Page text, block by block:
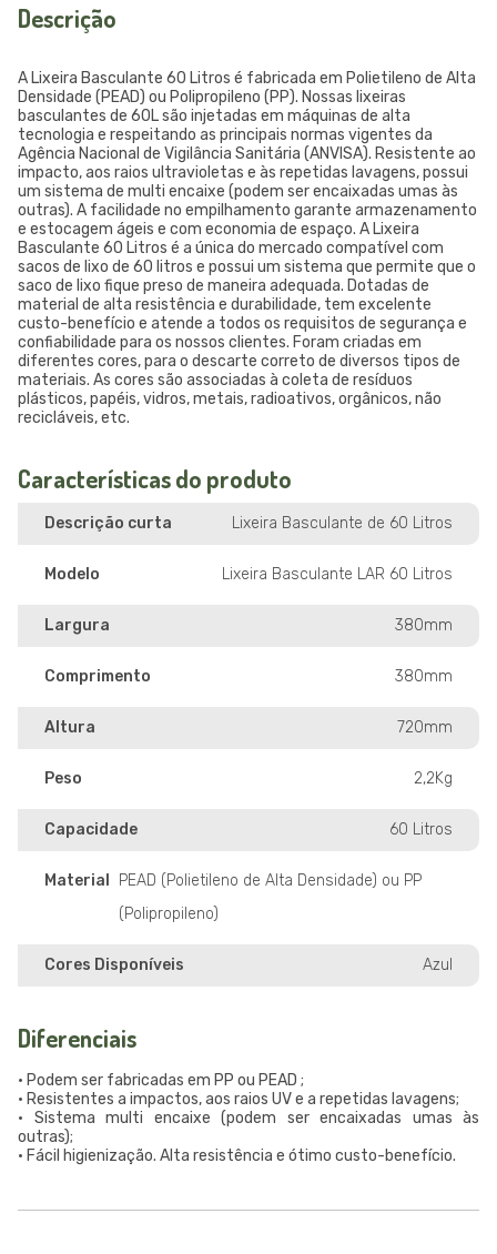
Descrição
A Lixeira Basculante 60 Litros é fabricada em Polietileno de Alta
Densidade (PEAD) ou Polipropileno (PP). Nossas lixeiras
basculantes de 60L são injetadas em máquinas de alta
tecnologia e respeitando as principais normas vigentes da
Agência Nacional de Vigilância Sanitária (ANVISA). Resistente ao
impacto, aos raios ultravioletas e às repetidas lavagens, possui
um sistema de multi encaixe (podem ser encaixadas umas às
outras). A facilidade no empilhamento garante armazenamento
e estocagem ágeis e com economia de espaço. A Lixeira
Basculante 60 Litros é a única do mercado compatível com
sacos de lixo de 60 litros e possui um sistema que permite que o
saco de lixo fique preso de maneira adequada. Dotadas de
material de alta resistência e durabilidade, tem excelente
custo-benefício e atende a todos os requisitos de segurança e
confiabilidade para os nossos clientes. Foram criadas em
diferentes cores, para o descarte correto de diversos tipos de
materiais. As cores são associadas à coleta de resíduos
plásticos, papéis, vidros, metais, radioativos, orgânicos, não
recicláveis, etc.
Características do produto
Descrição curta Lixeira Basculante de 60 Litros
Modelo Lixeira Basculante LAR 60 Litros
Largura 380mm
Comprimento 380mm
Altura 720mm
Peso 2,2Kg
Capacidade 60 Litros
Material
PEAD (Polietileno de Alta Densidade) ou PP
(Polipropileno)
Cores Disponíveis Azul
Diferenciais
• Podem ser fabricadas em PP ou PEAD ;
• Resistentes a impactos, aos raios UV e a repetidas lavagens;
• Sistema multi encaixe (podem ser encaixadas umas às
outras);
• Fácil higienização. Alta resistência e ótimo custo-benefício.